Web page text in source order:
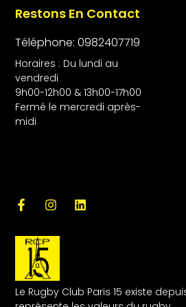
Le Rugby Club Paris 15 existe
Restons En Contact
Téléphone: 0982407719
Horaires : Du lundi au
vendredi
9h00-12h00 & 13h00-17h00
Fermé le mercredi après-
midi